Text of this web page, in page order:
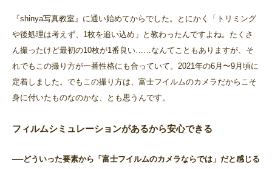
『shinya写真教室』に通い始めてからでした。とにかく「トリミング
や後処理は考えず、1枚を追い込め」と教わったんですよね。たくさ
ん撮ったけど最初の10枚が1番良い……なんてこともありますが、そ
れでもこの撮り方が一番性格にも合っていて。2021年の6月〜9月頃に
定着しました。でもこの撮り方は、富士フイルムのカメラだからこそ
身に付いたものなのかな、とも思うんです。
フィルムシミュレーションがあるから安心できる
──どういった要素から「富士フイルムのカメラならでは」だと感じる